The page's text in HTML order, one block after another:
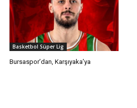
Basketbol Süper Lig
Bursaspor’dan, Karşıyaka’ya